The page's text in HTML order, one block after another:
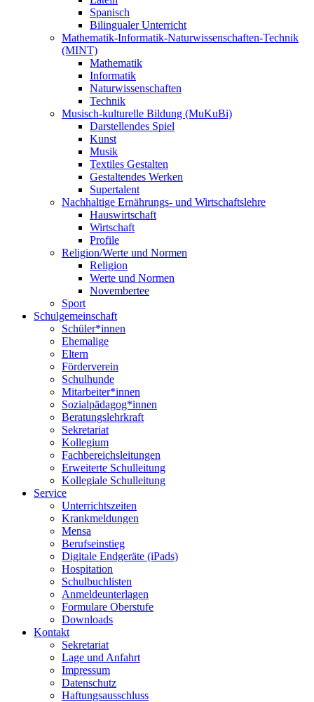
Spanisch
Bilingualer Unterricht
Mathematik-Informatik-Naturwissenschaften-Technik
(MINT)
Mathematik
Informatik
Naturwissenschaften
Technik
Musisch-kulturelle Bildung (MuKuBi)
Darstellendes Spiel
Kunst
Musik
Textiles Gestalten
Gestaltendes Werken
Supertalent
Nachhaltige Ernährungs- und Wirtschaftslehre
Hauswirtschaft
Wirtschaft
Profile
Religion/Werte und Normen
Religion
Werte und Normen
Novembertee
Sport
Schulgemeinschaft
Schüler*innen
Ehemalige
Eltern
Förderverein
Schulhunde
Mitarbeiter*innen
Sozialpädagog*innen
Beratungslehrkraft
Sekretariat
Kollegium
Fachbereichsleitungen
Erweiterte Schulleitung
Kollegiale Schulleitung
Service
Unterrichtszeiten
Krankmeldungen
Mensa
Berufseinstieg
Digitale Endgeräte (iPads)
Hospitation
Schulbuchlisten
Anmeldeunterlagen
Formulare Oberstufe
Downloads
Kontakt
Sekretariat
Lage und Anfahrt
Impressum
Datenschutz
Haftungsausschluss